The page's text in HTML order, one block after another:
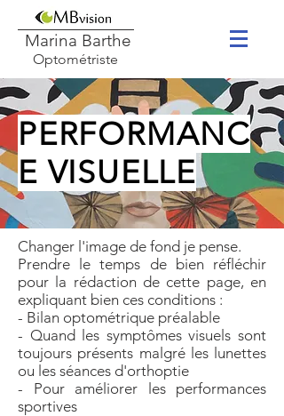
Marina Barthe
Optométriste
PERFORMANC
E VISUELLE
Changer l'image de fond je pense.
Prendre le temps de bien réfléchir
pour la rédaction de cette page, en
expliquant bien ces conditions :
- Bilan optométrique préalable
- Quand les symptômes visuels sont
toujours présents malgré les lunettes
ou les séances d'orthoptie
- Pour améliorer les performances
sportives